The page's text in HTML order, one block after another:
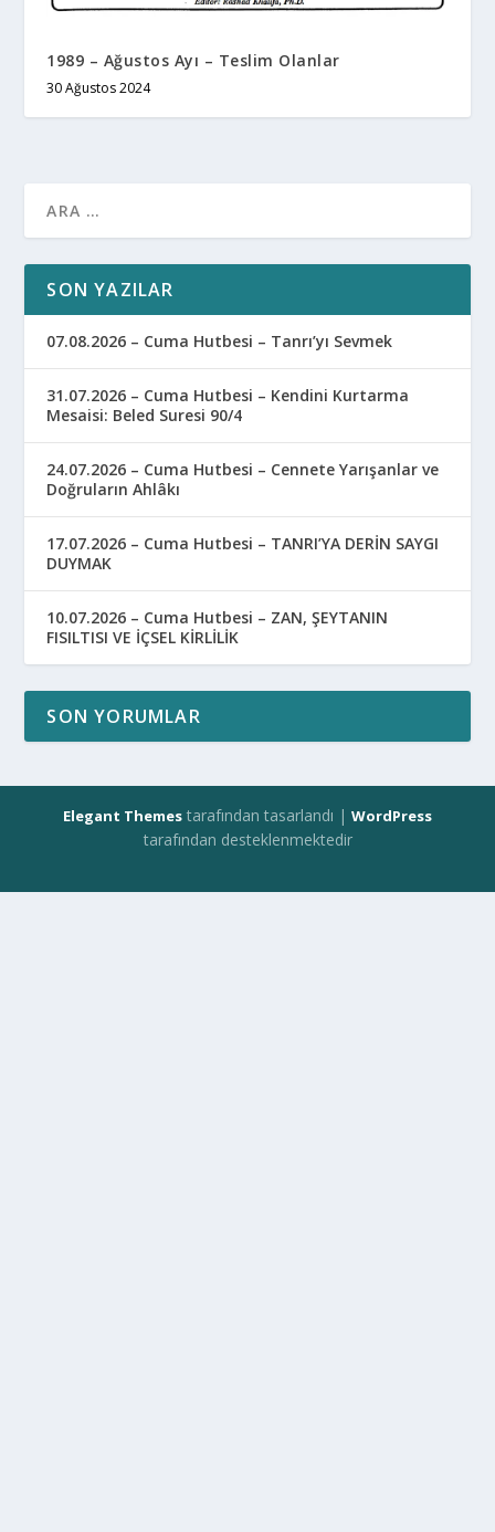
1989 – Ağustos Ayı – Teslim Olanlar
30 Ağustos 2024
SON YAZILAR
07.08.2026 – Cuma Hutbesi – Tanrı’yı Sevmek
31.07.2026 – Cuma Hutbesi – Kendini Kurtarma
Mesaisi: Beled Suresi 90/4
24.07.2026 – Cuma Hutbesi – Cennete Yarışanlar ve
Doğruların Ahlâkı
17.07.2026 – Cuma Hutbesi – TANRI’YA DERİN SAYGI
DUYMAK
10.07.2026 – Cuma Hutbesi – ZAN, ŞEYTANIN
FISILTISI VE İÇSEL KİRLİLİK
SON YORUMLAR
Elegant Themes tarafından tasarlandı | WordPress
tarafından desteklenmektedir